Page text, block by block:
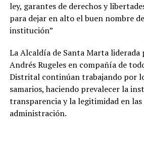
ley, garantes de derechos y
para dejar en alto el buen nombre
institución”
La Alcaldía de Santa Marta liderada
Andrés Rugeles en compañía de
Distrital continúan trabajando por
samarios, haciendo prevalecer la
transparencia y la legitimidad en las
administración.